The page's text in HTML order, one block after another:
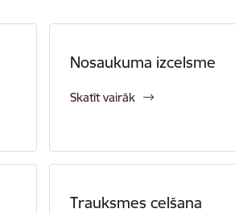
Nosaukuma izcelsme
Skatīt vairāk
Trauksmes celšana